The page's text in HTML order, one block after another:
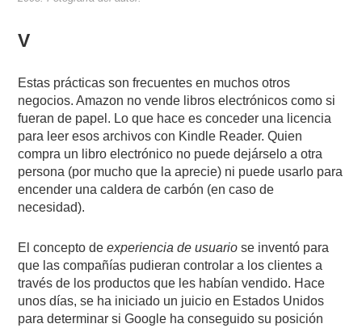
V
Estas prácticas son frecuentes en muchos otros
negocios. Amazon no vende libros electrónicos como si
fueran de papel. Lo que hace es conceder una licencia
para leer esos archivos con Kindle Reader. Quien
compra un libro electrónico no puede dejárselo a otra
persona (por mucho que la aprecie) ni puede usarlo para
encender una caldera de carbón (en caso de
necesidad).
El concepto deexperiencia de usuario se inventó para
que las compañías pudieran controlar a los clientes a
través de los productos que les habían vendido. Hace
unos días, se ha iniciado un juicio en Estados Unidos
para determinar si Google ha conseguido su posición